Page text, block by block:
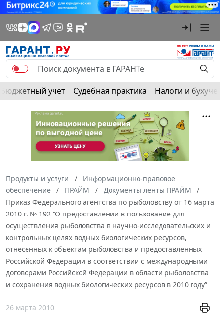
Бюджетный учет Судебная практика Налоги и
Продукты и услуги
Информационно-правовое
обеспечение
ПРАЙМ
Документы ленты ПРАЙМ
Приказ Федерального агентства по рыболовству от 16 марта
2010 г. № 192 “О предоставлении в пользование для
осуществления рыболовства в научно-исследовательских и
контрольных целях водных биологических ресурсов,
отнесенных к объектам рыболовства и предоставленных
Российской Федерации в соответствии с международными
договорами Российской Федерации в области рыболовства
и сохранения водных биологических ресурсов в 2010 году”
26 марта 2010